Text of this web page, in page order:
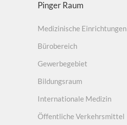
Pinger Raum
Medizinische Einrichtungen
Bürobereich
Gewerbegebiet
Bildungsraum
Internationale Medizin
Öffentliche Verkehrsmittel